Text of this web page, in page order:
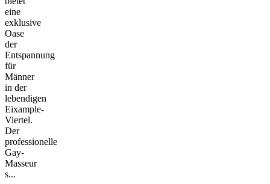
eine
exklusive
Oase
der
Entspannung
für
Männer
in der
lebendigen
Eixample-
Viertel.
Der
professionelle
Gay-
Masseur
s...